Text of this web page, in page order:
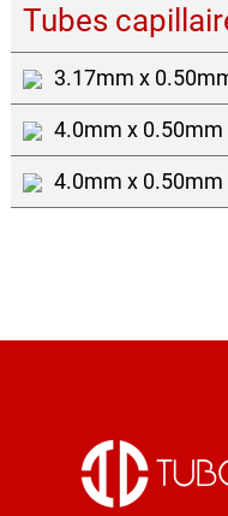
Tubes
3.17mm x
4.0mm x
4.0mm x